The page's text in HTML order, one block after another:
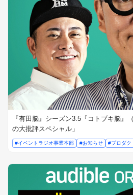
『有田脳』シーズン3.5『コトブキ脳』
の大批評スペシャル」
#イベントラジオ事業本部 #お知らせ #プロダク